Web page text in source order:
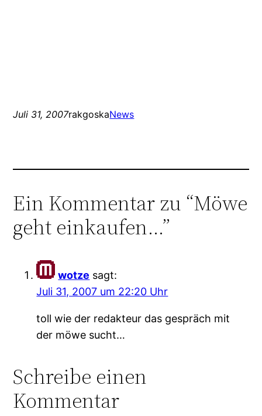
Juli 31, 2007rakgoskaNews
Ein Kommentar zu “Möwe
geht einkaufen…”
wotze sagt:
Juli 31, 2007 um 22:20 Uhr
toll wie der redakteur das gespräch mit
der möwe sucht…
Schreibe einen
Kommentar